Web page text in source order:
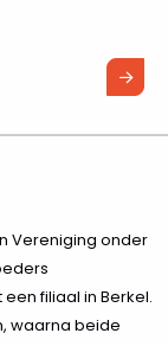
Vereniging onder
filiaal in Berkel.
waarna beide